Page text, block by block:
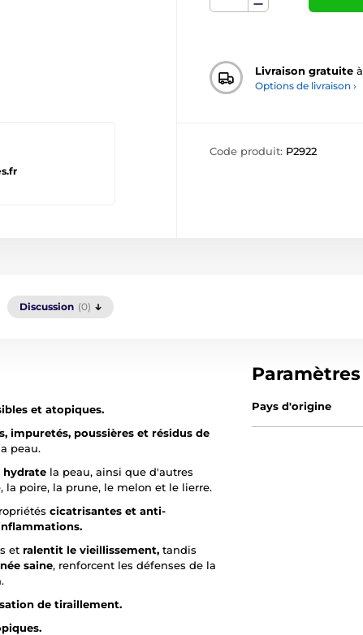
Livraison gratuite
Options de livraison ›
Code produit: P2922
Discussion (0)
et atopiques.
impuretés, poussières et résidus de
peau.
hydrate la peau, ainsi que d'autres
la poire, la prune, le melon et le lierre.
cicatrisantes et anti-
et ralentit le vieillissement, tandis
saine, renforcent les défenses de la
de tiraillement.
Paramètres
Pays d'origine